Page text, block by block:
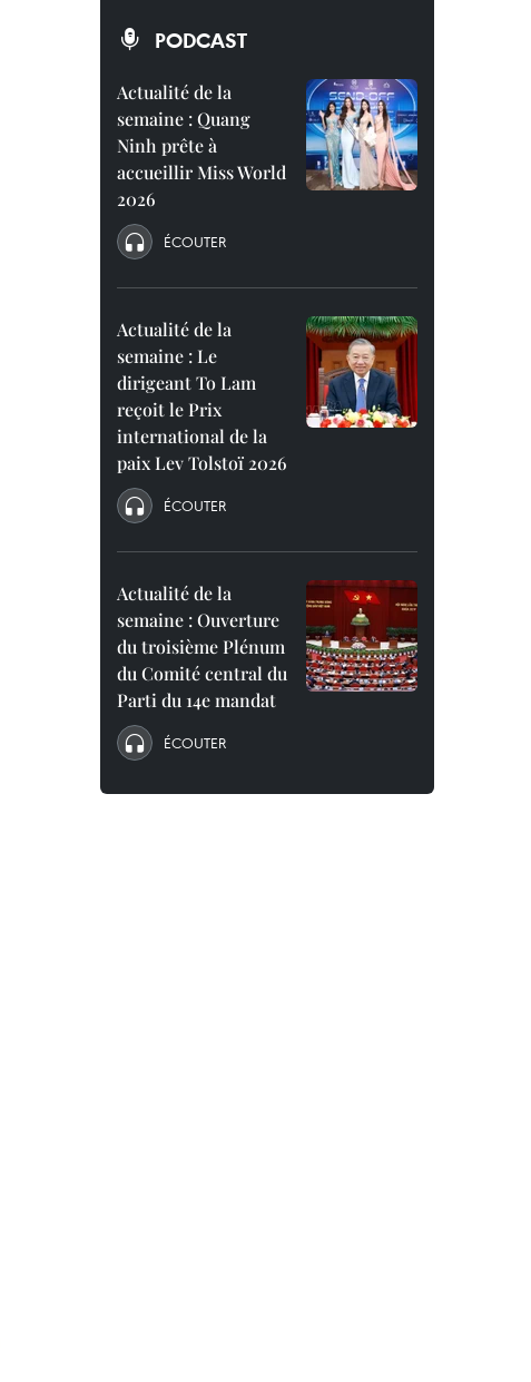
PODCAST
Actualité de la
semaine : Quang
Ninh prête à
accueillir Miss World
2026
ÉCOUTER
Actualité de la
semaine : Le
dirigeant To Lam
reçoit le Prix
international de la
paix Lev Tolstoï 2026
ÉCOUTER
Actualité de la
semaine : Ouverture
du troisième Plénum
du Comité central du
Parti du 14e mandat
ÉCOUTER